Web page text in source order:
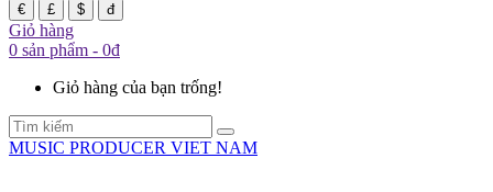
€ £ $ đ
Giỏ hàng
0 sản phẩm - 0đ
Giỏ hàng của bạn trống!
MUSIC PRODUCER VIET NAM